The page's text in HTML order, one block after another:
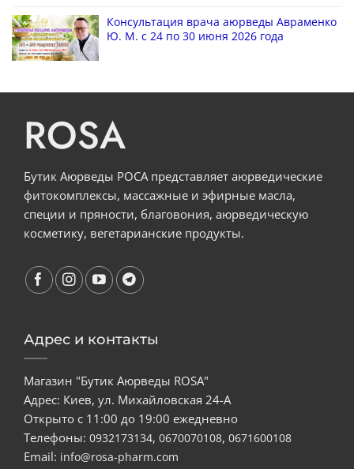
Консультация врача аюрведы Авраменко
Ю. М. с 24 по 30 июня 2026 года
ROSA
Бутик Аюрведы РОСА представляет аюрведические
фитокомплексы, массажные и эфирные масла,
специи и пряности, благовония, аюрведическую
косметику, вегетарианские продукты.
Адрес и контакты
Магазин "Бутик Аюрведы ROSA"
Адрес: Киев, ул. Михайловская 24-А
Открыто с 11:00 до 19:00 ежедневно
Телефоны: 0932173134, 0670070108, 0671600108
Email: info@rosa-pharm.com